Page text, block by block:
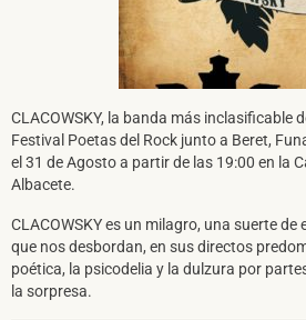
CLACOWSKY, la banda más inclasificable
Festival Poetas del Rock junto a Beret,
el 31 de Agosto a partir de las 19:00 en la
Albacete.
CLACOWSKY es un milagro, una suerte
que nos desbordan, en sus directos
poética, la psicodelia y la dulzura por
la sorpresa.
SUSCRÍBETE A NUESTRO
He leído y acepto la Política de